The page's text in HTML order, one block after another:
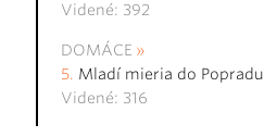
Videné: 392
DOMÁCE
Mladí mieria do Popradu
Videné: 316